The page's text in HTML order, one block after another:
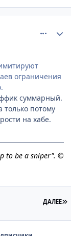
ограничения
суммарный.
только потому
на хабе.
to be a sniper". ©
ДАЛЕЕ